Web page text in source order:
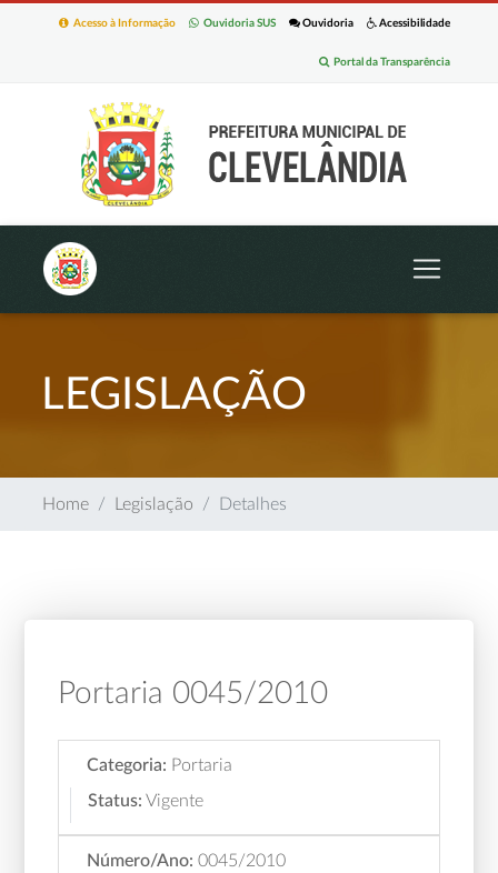
Acessibilidade
Ouvidoria
Ouvidoria SUS
Acesso à Informação
Portal da Transparência
LEGISLAÇÃO
Home Legislação Detalhes
Portaria 0045/2010
Categoria: Portaria
Status: Vigente
Número/Ano: 0045/2010